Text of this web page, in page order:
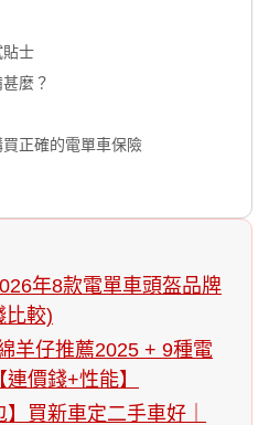
貼士
麼？
正確的電單車保險
年8款電單車頭盔品牌
比較)
羊仔推薦2025 + 9種電
價錢+性能】
】買新車定二手車好｜